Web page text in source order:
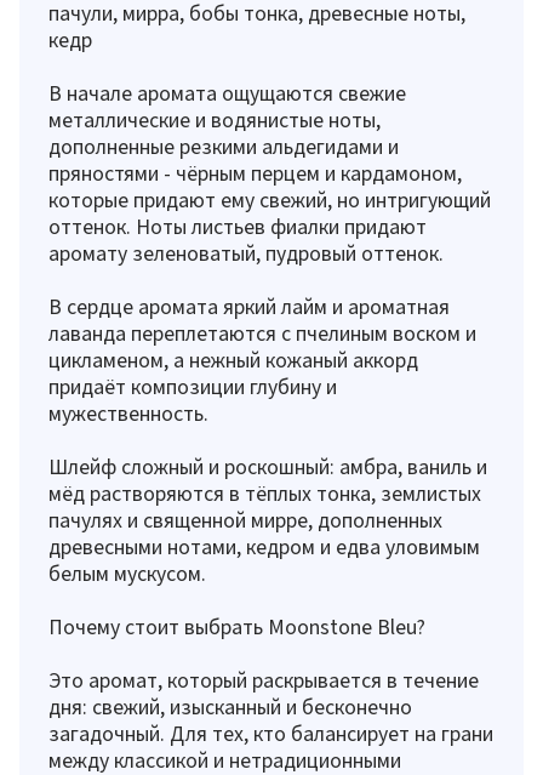
пачули, мирра, бобы тонка, древесные ноты,
кедр
В начале аромата ощущаются свежие
металлические и водянистые ноты,
дополненные резкими альдегидами и
пряностями - чёрным перцем и кардамоном,
которые придают ему свежий, но интригующий
оттенок. Ноты листьев фиалки придают
аромату зеленоватый, пудровый оттенок.
В сердце аромата яркий лайм и ароматная
лаванда переплетаются с пчелиным воском и
цикламеном, а нежный кожаный аккорд
придаёт композиции глубину и
мужественность.
Шлейф сложный и роскошный: амбра, ваниль и
мёд растворяются в тёплых тонка, землистых
пачулях и священной мирре, дополненных
древесными нотами, кедром и едва уловимым
белым мускусом.
Почему стоит выбрать Moonstone Bleu?
Это аромат, который раскрывается в течение
дня: свежий, изысканный и бесконечно
загадочный. Для тех, кто балансирует на грани
между классикой и нетрадиционными